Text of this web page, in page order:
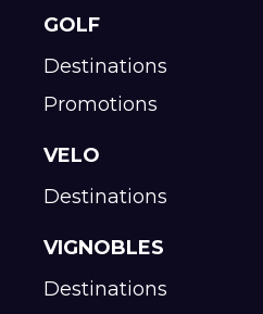
GOLF
Destinations
Promotions
VELO
Destinations
VIGNOBLES
Destinations